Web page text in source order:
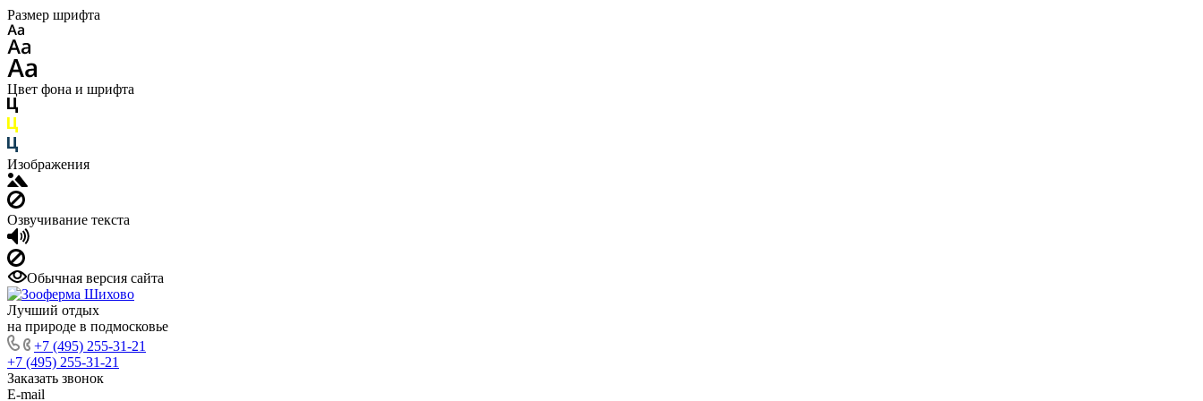
Размер шрифта
Цвет фона и шрифта
Изображения
Озвучивание текста
Обычная версия сайта
Лучший отдых
на природе в подмосковье
+7 (495) 255-31-21
+7 (495) 255-31-21
Заказать звонок
E-mail